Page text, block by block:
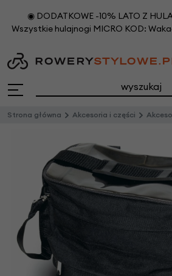
◉ DODATKOWE -10% LATO Z
Wszystkie hulajnogi MICRO KOD:
Strona główna Akcesoria i części